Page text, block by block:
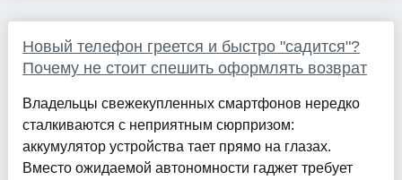
Новый телефон греется и быстро "садится"?
Почему не стоит спешить оформлять возврат
Владельцы свежекупленных смартфонов нередко
сталкиваются с неприятным сюрпризом:
аккумулятор устройства тает прямо на глазах.
Вместо ожидаемой автономности гаджет требует